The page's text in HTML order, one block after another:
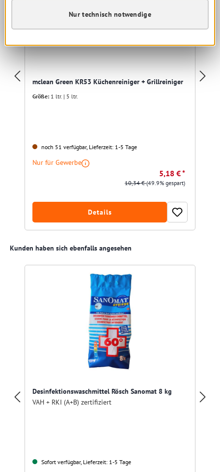
mclean Green KR53 Küchenreiniger + Grillreiniger
Größe: 1 ltr. | 5 ltr.
noch 51 verfügbar, Lieferzeit: 1-5 Tage
Nur für Gewerbe
5,18 € *
10,34 €(49.9% gespart)
Details
Produktgalerie überspringen
Kunden haben sich ebenfalls angesehen
Desinfektionswaschmittel Rösch Sanomat 8 kg
VAH + RKI (A+B) zertifiziert
Sofort verfügbar, Lieferzeit: 1-5 Tage
Nur technisch notwendige